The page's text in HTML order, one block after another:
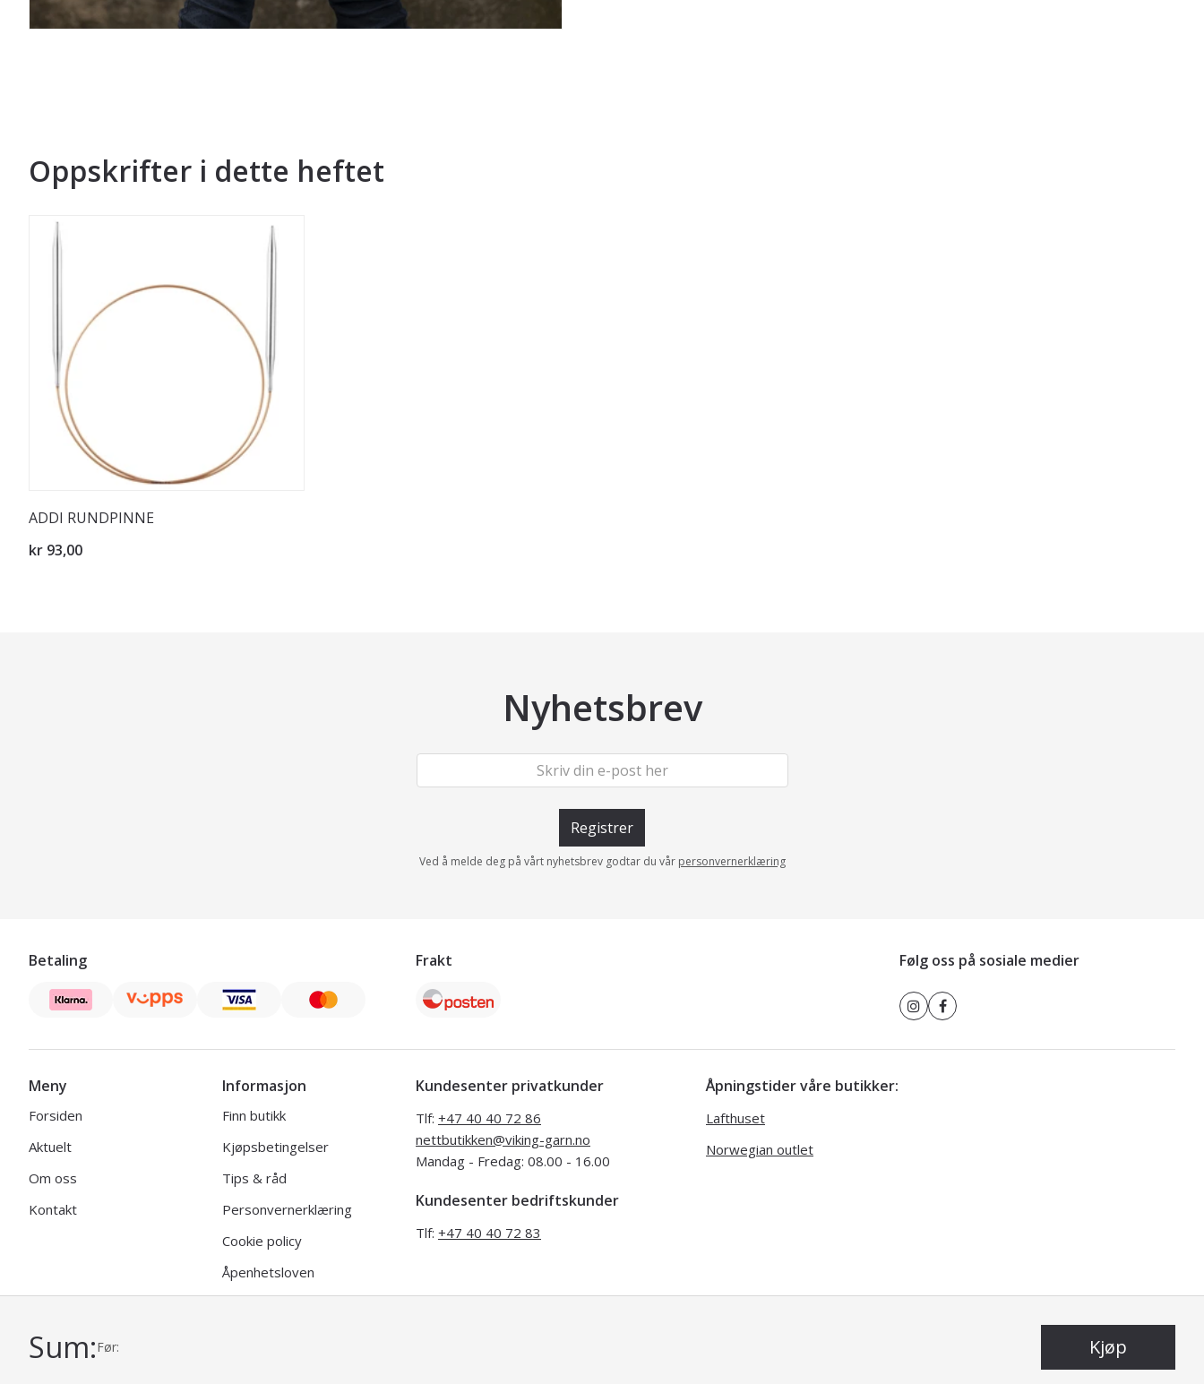
Sum:Før: Kjøp
Oppskrifter i dette heftet
ADDI RUNDPINNE
kr 93,00
Nyhetsbrev
Registrer
Ved å melde deg på vårt nyhetsbrev godtar du vår personvernerklæring
Betaling Frakt Følg oss på sosiale medier
Meny
Forsiden
Aktuelt
Om oss
Kontakt
Informasjon
Finn butikk
Kjøpsbetingelser
Tips & råd
Personvernerklæring
Cookie policy
Åpenhetsloven
Kundesenter privatkunder
Tlf: +47 40 40 72 86
nettbutikken@viking-garn.no
Mandag - Fredag: 08.00 - 16.00
Kundesenter bedriftskunder
Tlf: +47 40 40 72 83
Åpningstider våre butikker:
Lafthuset
Norwegian outlet
© 2026 | Viking Garn